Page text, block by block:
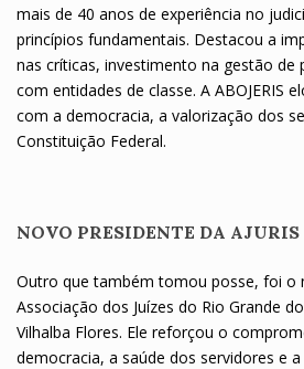
mais de 40 anos de experiência no
princípios fundamentais. Destacou a
nas críticas, investimento na gestão de
com entidades de classe. A ABOJERIS
com a democracia, a valorização dos
Constituição Federal.
NOVO PRESIDENTE DA AJURIS
Outro que também tomou posse, foi o
Associação dos Juízes do Rio Grande
Vilhalba Flores. Ele reforçou o
democracia, a saúde dos servidores e